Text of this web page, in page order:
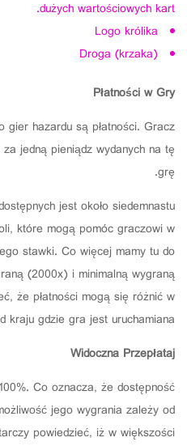
dużych wartościowych kart.
Logo królika
Droga (krzaka)
Płatności w Gry
hazardu są płatności. Gracz
jedną pieniądz wydanych na tę
grę.
jest około siedemnastu
które mogą pomóc graczowi w
stawki. Co więcej mamy tu do
(2000x) i minimalną wygraną
że płatności mogą się różnić w
kraju gdzie gra jest uruchamiana.
Widoczna Przepłataj
Co oznacza, że dostępność
jego wygrania zależy od
powiedzieć, iż w większości